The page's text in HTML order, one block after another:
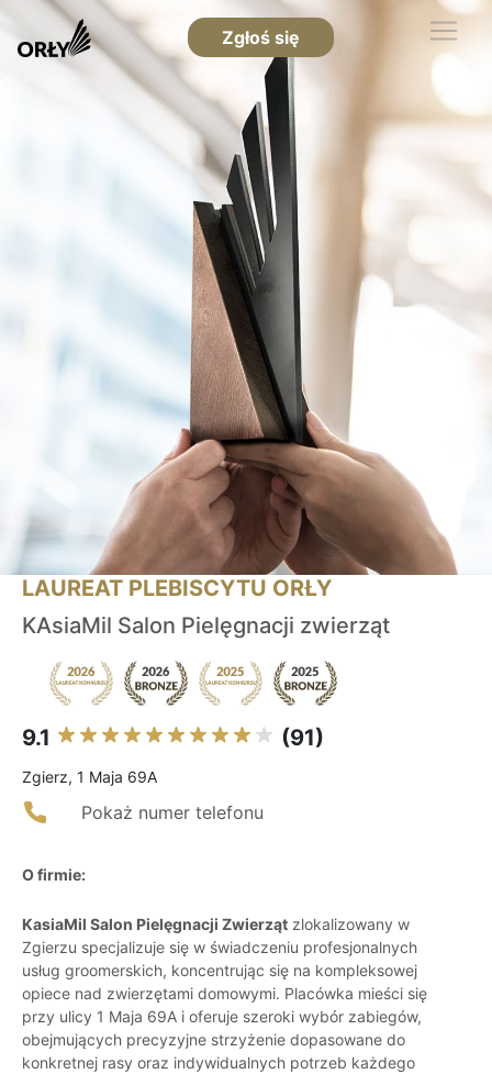
Zgłoś się
LAUREAT PLEBISCYTU ORŁY
KAsiaMil Salon Pielęgnacji zwierząt
9.1 (91)
Zgierz, 1 Maja 69A
Pokaż numer telefonu
O firmie:
KasiaMil Salon Pielęgnacji Zwierząt zlokalizowany w
Zgierzu specjalizuje się w świadczeniu profesjonalnych
usług groomerskich, koncentrując się na kompleksowej
opiece nad zwierzętami domowymi. Placówka mieści się
przy ulicy 1 Maja 69A i oferuje szeroki wybór zabiegów,
obejmujących precyzyjne strzyżenie dopasowane do
konkretnej rasy oraz indywidualnych potrzeb każdego